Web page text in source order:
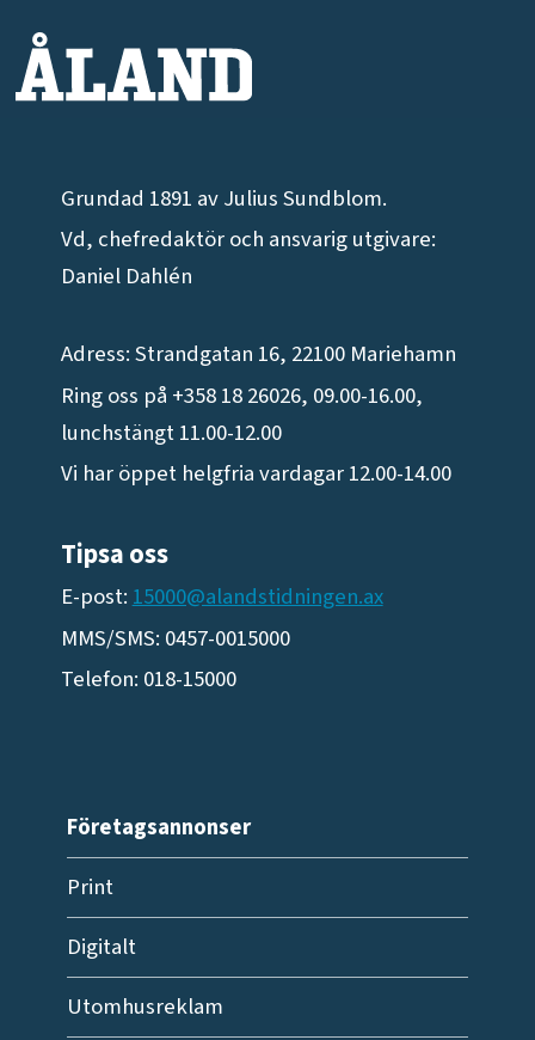
Grundad 1891 av Julius Sundblom.
Vd, chefredaktör och ansvarig utgivare:
Daniel Dahlén
Adress: Strandgatan 16, 22100 Mariehamn
Ring oss på +358 18 26026, 09.00-16.00,
lunchstängt 11.00-12.00
Vi har öppet helgfria vardagar 12.00-14.00
Tipsa oss
E-post: 15000@alandstidningen.ax
MMS/SMS: 0457-0015000
Telefon: 018-15000
Företagsannonser
Print
Digitalt
Utomhusreklam